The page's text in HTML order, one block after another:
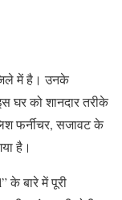
में है। उनके
घर को शानदार तरीके
फर्नीचर, सजावट के
है।
के बारे में पूरी